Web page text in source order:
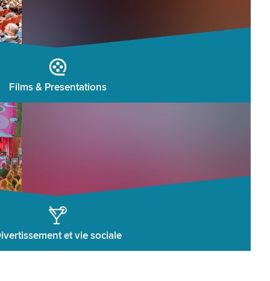
Films & Presentations
et vie sociale